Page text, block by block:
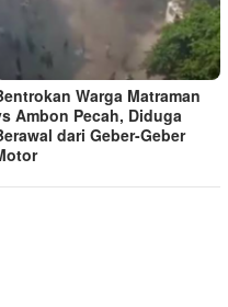
Warga Matraman
Ambon Pecah, Diduga
dari Geber-Geber